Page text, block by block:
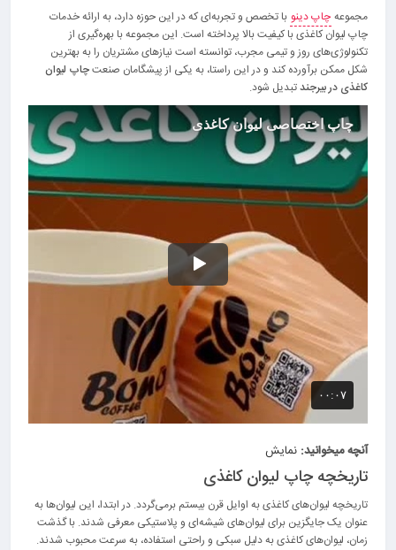
مجموعه چاپ دینو با تخصص و تجربه‌ای که در این حوزه دارد، به ارائه خدمات
چاپ لیوان کاغذی با کیفیت بالا پرداخته است. این مجموعه با بهره‌گیری از
تکنولوژی‌های روز و تیمی مجرب، توانسته است نیازهای مشتریان را به بهترین
شکل ممکن برآورده کند و در این راستا، به یکی از پیشگامان صنعتچاپ لیوان
کاغذی در بیرجندتبدیل شود.
آنچه میخوانید: نمایش
تاریخچه چاپ لیوان کاغذی
تاریخچه لیوان‌های کاغذی به اوایل قرن بیستم برمی‌گردد. در ابتدا، این لیوان‌ها به
عنوان یک جایگزین برای لیوان‌های شیشه‌ای و پلاستیکی معرفی شدند. با گذشت
زمان، لیوان‌های کاغذی به دلیل سبکی و راحتی استفاده، به سرعت محبوب شدند.